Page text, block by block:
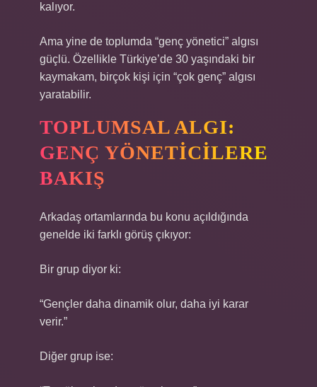
kalıyor.
Ama yine de toplumda “genç yönetici” algısı
güçlü. Özellikle Türkiye’de 30 yaşındaki bir
kaymakam, birçok kişi için “çok genç” algısı
yaratabilir.
TOPLUMSAL ALGI:
GENÇ YÖNETICILERE
BAKIŞ
Arkadaş ortamlarında bu konu açıldığında
genelde iki farklı görüş çıkıyor:
Bir grup diyor ki:
“Gençler daha dinamik olur, daha iyi karar
verir.”
Diğer grup ise: